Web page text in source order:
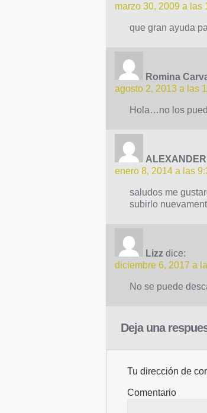
marzo 30, 2009 a las
que gran ayuda
Romina
agosto 2, 2013 a las
Hola…no los
enero 8, 2014 a las
saludos me
subirlo
Lizz dice:
diciembre 6, 2017 a
No se puede
Deja una
Tu dirección de
Comentario